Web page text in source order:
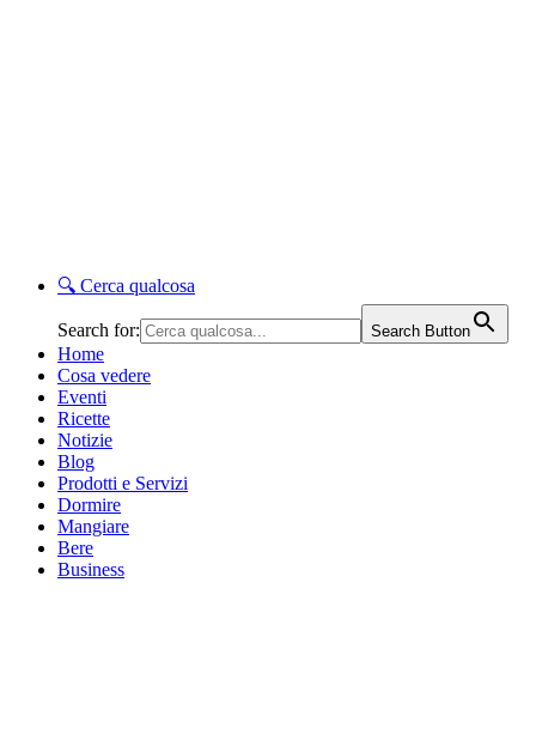
🔍 Cerca qualcosa
Search for: Search Button
Home
Cosa vedere
Eventi
Ricette
Notizie
Blog
Prodotti e Servizi
Dormire
Mangiare
Bere
Business